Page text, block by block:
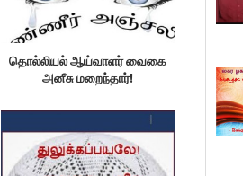
தொல்லியல் ஆய்வாளர் வைகை
அனீசு மறைந்தார்!